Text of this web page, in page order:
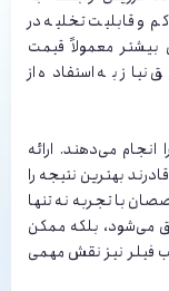
و قابلیت تخلیه در
بیشتر معمولاً قیمت
نیاز به استفاده از
می‌دهند. ارائه
بهترین نتیجه را
با تجربه نه تنها
می‌شود، بلکه ممکن
فیلر نیز نقش مهمی